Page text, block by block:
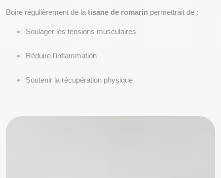
Boire régulièrement de la tisane de romarin permettrait de :
Soulager les tensions musculaires
Réduire l’inflammation
Soutenir la récupération physique